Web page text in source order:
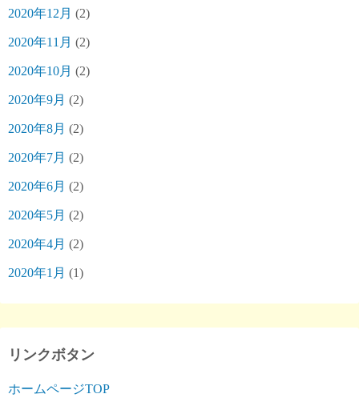
2020年12月 (2)
2020年11月 (2)
2020年10月 (2)
2020年9月 (2)
2020年8月 (2)
2020年7月 (2)
2020年6月 (2)
2020年5月 (2)
2020年4月 (2)
2020年1月 (1)
リンクボタン
ホームページTOP